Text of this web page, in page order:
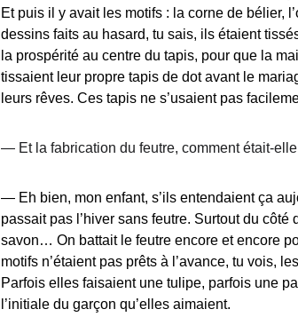
Et puis il y avait les motifs : la corne de bélier,
dessins faits au hasard, tu sais, ils étaient
la prospérité au centre du tapis, pour que la
tissaient leur propre tapis de dot avant le
leurs rêves. Ces tapis ne s’usaient pas
— Et la fabrication du feutre, comment était-
— Eh bien, mon enfant, s’ils entendaient ça
passait pas l’hiver sans feutre. Surtout du côté
savon… On battait le feutre encore et encore
motifs n’étaient pas prêts à l’avance, tu vois,
Parfois elles faisaient une tulipe, parfois une
l’initiale du garçon qu’elles aimaient.